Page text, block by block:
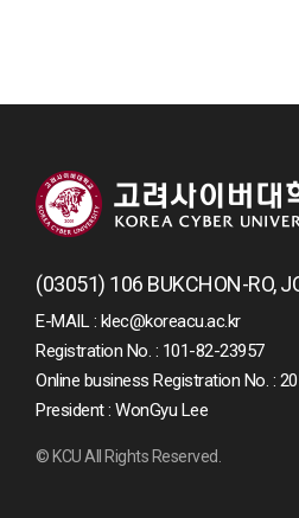
(03051) 106 BUKCHON-RO,
E-MAIL : klec@koreacu.ac.kr
Registration No. : 101-82-23957
Online business Registration No. :
President : WonGyu Lee
© KCU All Rights Reserved.